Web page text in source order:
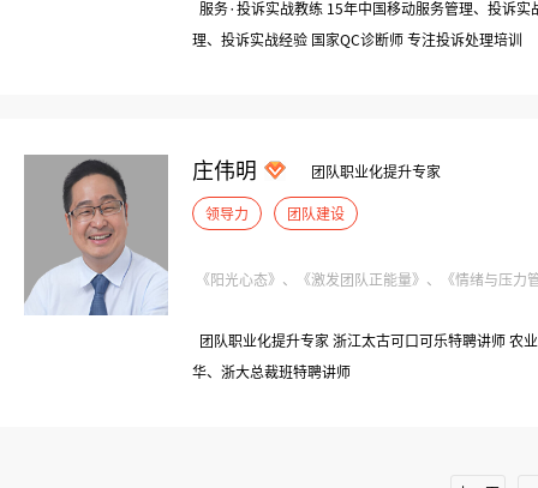
服务·投诉实战教练 15年中国移动服务管理、投诉实
理、投诉实战经验 国家QC诊断师 专注投诉处理培训
庄伟明 团队职业化提升专家
领导力 团队建设
《阳光心态》、《激发团队正能量》、《情绪与压力
团队职业化提升专家 浙江太古可口可乐特聘讲师 农
华、浙大总裁班特聘讲师